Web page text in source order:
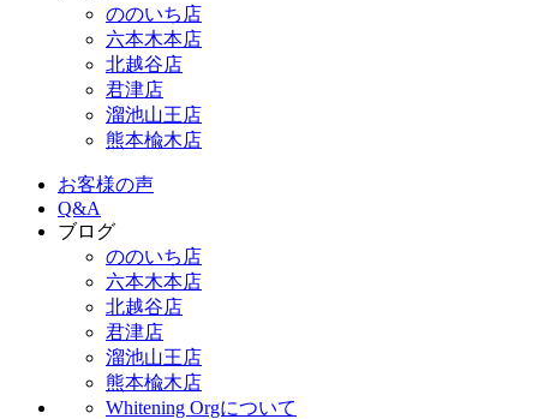
ののいち店
六本木本店
北越谷店
君津店
溜池山王店
熊本楡木店
お客様の声
Q&A
ブログ
ののいち店
六本木本店
北越谷店
君津店
溜池山王店
熊本楡木店
Whitening Orgについて